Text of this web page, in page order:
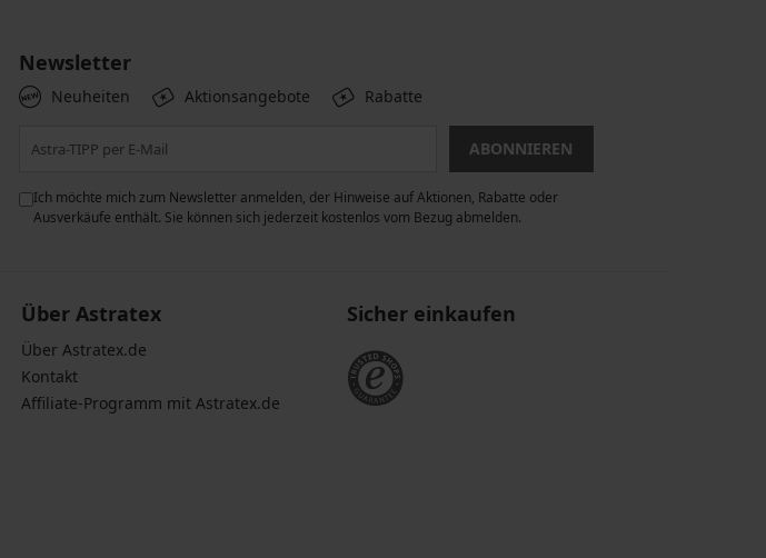
Newsletter
Neuheiten Aktionsangebote Rabatte
ABONNIEREN
Ich möchte mich zum Newsletter anmelden, der Hinweise auf Aktionen, Rabatte oder
Ausverkäufe enthält. Sie können sich jederzeit kostenlos vom Bezug abmelden.
Über Astratex
Über Astratex.de
Kontakt
Affiliate-Programm mit Astratex.de
Sicher einkaufen